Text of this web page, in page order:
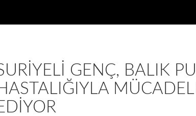
GENÇ, BALIK